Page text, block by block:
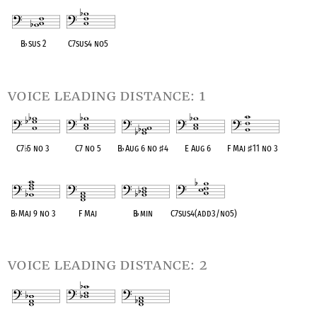
B♭sus 2 C7sus4 no5
voice leading distance: 1
C7♭5 no 3 C7 no 5 B♭Aug 6 no ♯4 E Aug 6 F Maj ♯11 no 3
B♭Maj 9 no 3 F Maj B♭min C7sus4(add3/no5)
voice leading distance: 2